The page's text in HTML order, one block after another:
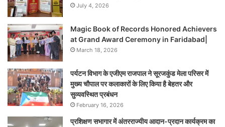
July 4, 2026
Magic Book of Records Honored Achievers
at Grand Award Ceremony in Faridabad|
March 18, 2026
पर्यटन विभाग के एजीएम राजपाल ने सूरजकुंड मेला परिसर में
मुख्य चौपाल पर कलाकारों के लिए किया है बेहतर और
सुव्यवस्थित प्रबंधन
February 16, 2026
प्रशिक्षण सभागार में अंतरराज्यीय आदान-प्रदान कार्यक्रम का